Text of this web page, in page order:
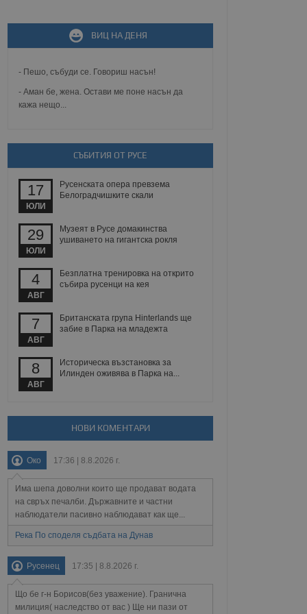
ВИЦ НА ДЕНЯ
- Пешо, събуди се. Говориш насън!
- Аман бе, жена. Остави ме поне насън да
кажа нещо...
СЪБИТИЯ ОТ РУСЕ
17
ЮЛИ
Русенската опера превзема
Белоградчишките скали
29
ЮЛИ
Музеят в Русе домакинства
ушиването на гигантска рокля
4
АВГ
Безплатна тренировка на открито
събира русенци на кея
7
АВГ
Британската група Hinterlands ще
забие в Парка на младежта
8
АВГ
Историческа възстановка за
Илинден оживява в Парка на...
НОВИ КОМЕНТАРИ
Око 17:36 | 8.8.2026 г.
Има шепа доволни които ще продават водата
на свръх печалби. Държавните и частни
наблюдатели пасивно наблюдават как ще...
Река По споделя съдбата на Дунав
Русенец 17:35 | 8.8.2026 г.
Що бе г-н Борисов(без уважение). Гранична
милиция( наследство от вас ) Ще ни пази от
зададена от уеб
неразрешеното
Той не съдържа
при затваряне
на съгласието на
че техните
за да се правят
уебсайт.
на
на бисквитките,
съответствие и
и
и предоставя
използва
потребител може
поведение и
на сайта.
взаимодействия
и потребителския
събиране на данни
за
се
на тестване.
данни,
на посещенията,
били заредени.
опит.
за потребителското
тя може
новата или
на социалните
Описание